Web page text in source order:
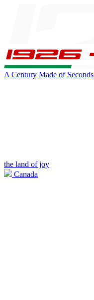
A Century Made of Seconds
the land of joy
Canada